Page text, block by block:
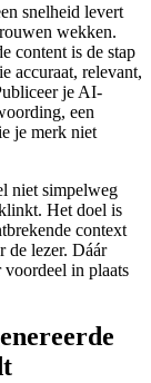
snelheid levert
wekken.
content is de stap
accuraat, relevant,
je AI-
een
je merk niet
niet simpelweg
Het doel is
context
de lezer. Dáár
voordeel in plaats